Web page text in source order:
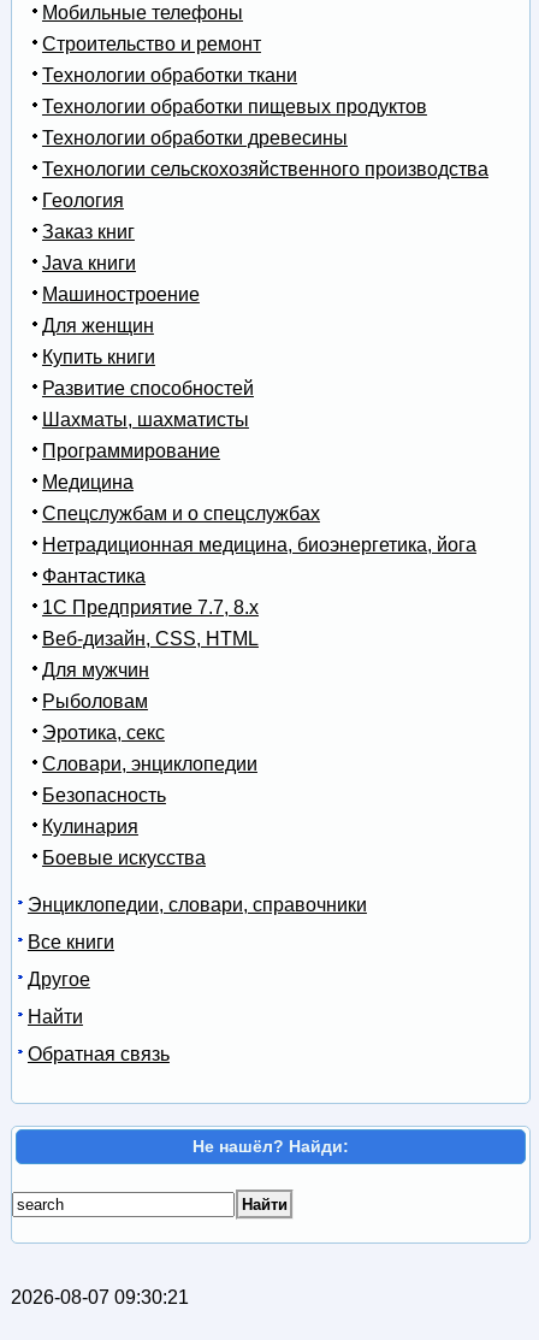
Мобильные телефоны
Строительство и ремонт
Технологии обработки ткани
Технологии обработки пищевых продуктов
Технологии обработки древесины
Технологии сельскохозяйственного производства
Геология
Заказ книг
Java книги
Машиностроение
Для женщин
Купить книги
Развитие способностей
Шахматы, шахматисты
Программирование
Медицина
Спецслужбам и о спецслужбах
Нетрадиционная медицина, биоэнергетика, йога
Фантастика
1С Предприятие 7.7, 8.x
Веб-дизайн, CSS, HTML
Для мужчин
Рыболовам
Эротика, секс
Словари, энциклопедии
Безопасность
Кулинария
Боевые искусства
Энциклопедии, словари, справочники
Все книги
Другое
Найти
Обратная связь
Не нашёл? Найди:
2026-08-07 09:30:21